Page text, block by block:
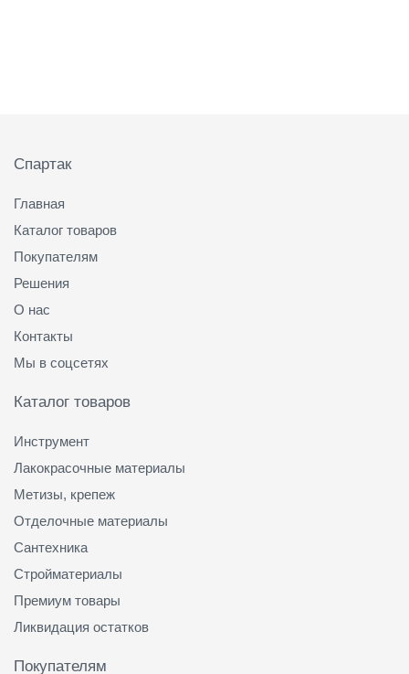
Спартак
Главная
Каталог товаров
Покупателям
Решения
О нас
Контакты
Мы в соцсетях
Каталог товаров
Инструмент
Лакокрасочные материалы
Метизы, крепеж
Отделочные материалы
Сантехника
Стройматериалы
Премиум товары
Ликвидация остатков
Покупателям